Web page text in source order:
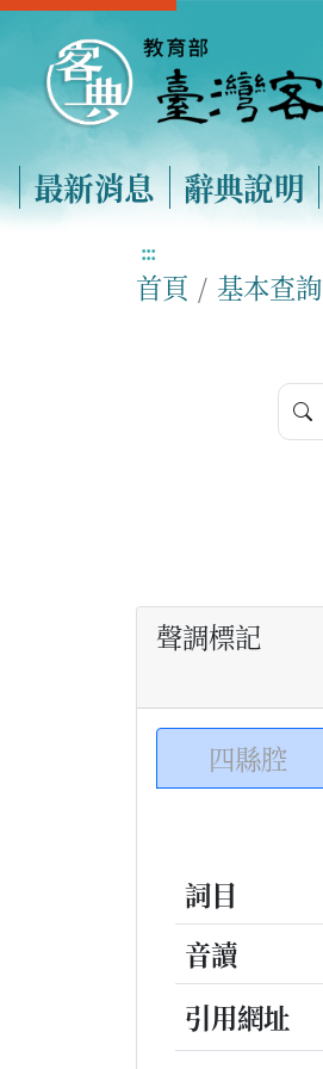
最新消息 辭典說明
:::
首頁 基本查詢
聲調標記
四縣腔
詞目
音讀
引用網址